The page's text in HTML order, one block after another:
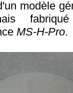
modèle
MS-H-Pro.